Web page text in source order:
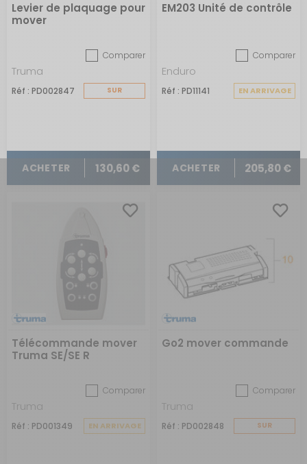
Levier de plaquage pour
mover
Comparer
Truma
Réf : PD002847
SUR
ACHETER 130,60 €
EM203 Unité de contrôle
Comparer
Enduro
Réf : PD11141 EN ARRIVAGE
ACHETER 205,80 €
Télécommande mover
Truma SE/SE R
Comparer
Truma
Réf : PD001349 EN ARRIVAGE
Go2 mover commande
Comparer
Truma
Réf : PD002848
SUR